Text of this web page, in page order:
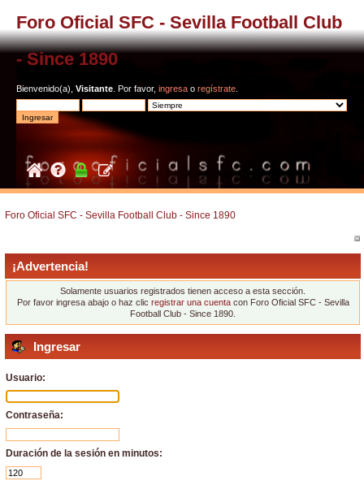
Foro Oficial SFC - Sevilla Football Club
- Since 1890
Bienvenido(a), Visitante . Por favor, ingresa o regístrate
Foro Oficial SFC - Sevilla Football Club - Since 1890
¡Advertencia!
Solamente usuarios registrados tienen acceso a esta sección.
Por favor ingresa abajo o haz clic registrar una cuentacon Foro Oficial SFC - Sevilla
Football Club - Since 1890.
Ingresar
Usuario:
Contraseña:
Duración de la sesión en minutos: